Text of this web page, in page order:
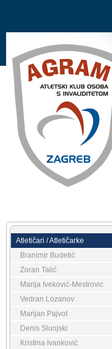
Atletičari / Atletičarke
Branimir Budetić
Zoran Talić
Marija Iveković-Mestrovic
Vedran Lozanov
Marijan Pajvot
Denis Slunjski
Kristina Ivanković